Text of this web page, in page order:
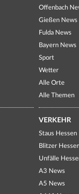
Offenbach
Gießen News
Fulda News
Bayern News
Sport
Wetter
Alle Orte
Alle Themen
VERKEHR
Staus Hessen
Blitzer
Unfälle
A3 News
A5 News